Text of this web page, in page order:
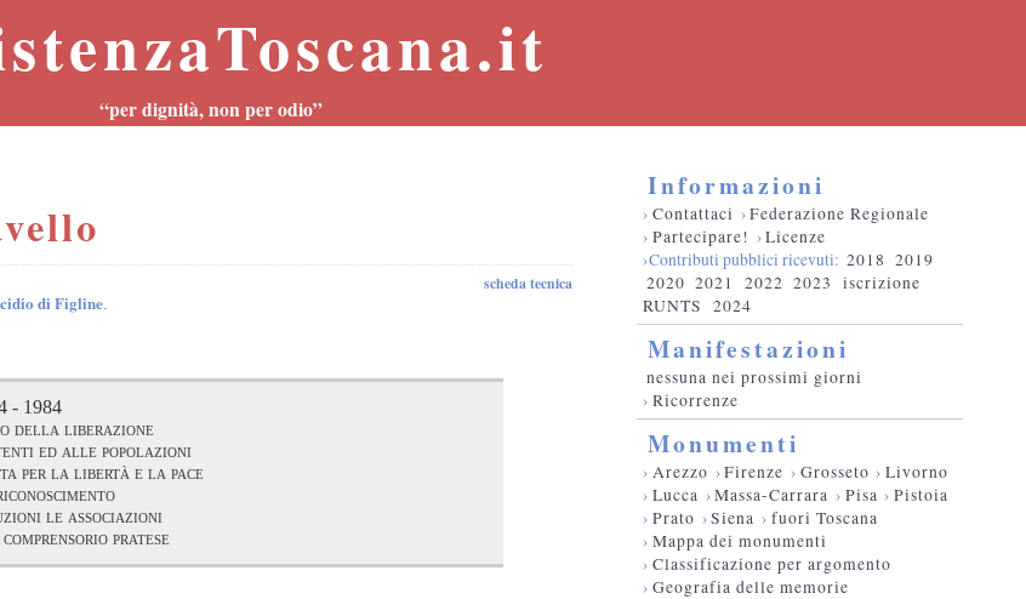
“per dignità, non per odio”
scheda tecnica
di Figline
- 1984
della liberazione
ed alle popolazioni
per la libertà e la pace
le associazioni
pratese
Informazioni
› Contattaci ›Federazione Regionale
› Partecipare! ›Licenze
›Contributi pubblici ricevuti: 2018 2019
2020 2021 2022 2023
iscrizione
RUNTS
2024
Manifestazioni
nessuna nei prossimi giorni
› Ricorrenze
Monumenti
› Arezzo ›Firenze › Grosseto › Livorno
› Lucca ›Massa-Carrara › Pisa › Pistoia
› Prato ›Siena › fuori Toscana
› Mappa dei monumenti
› Classificazione per argomento
› Geografia delle memorie